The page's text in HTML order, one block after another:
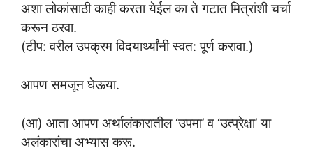
अशा लोकांसाठी काही करता येईल का ते गटात मित्रांशी चर्चा
करून ठरवा.
(टीप: वरील उपक्रम विदयार्थ्यांनी स्वत: पूर्ण करावा.)
आपण समजून घेऊया.
(आ) आता आपण अर्थालंकारातील ‘उपमा’ व ‘उत्प्रेक्षा’ या
अलंकारांचा अभ्यास करू.